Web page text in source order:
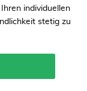
individuellen
stetig zu